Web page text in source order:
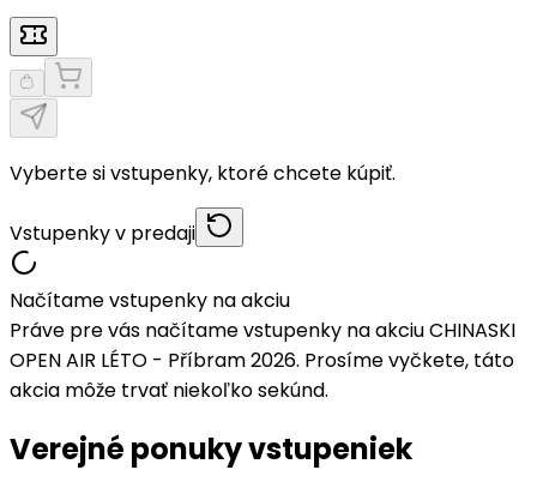
Vyberte si vstupenky, ktoré chcete kúpiť.
Vstupenky v predaji
Načítame vstupenky na akciu
Práve pre vás načítame vstupenky na akciu CHINASKI
OPEN AIR LÉTO - Příbram 2026. Prosíme vyčkete, táto
akcia môže trvať niekoľko sekúnd.
Verejné ponuky vstupeniek